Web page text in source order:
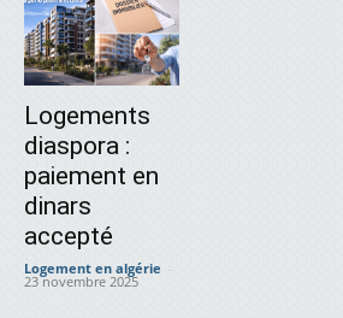
Logements
diaspora :
paiement en
dinars
accepté
Logement en algérie -
23 novembre 2025